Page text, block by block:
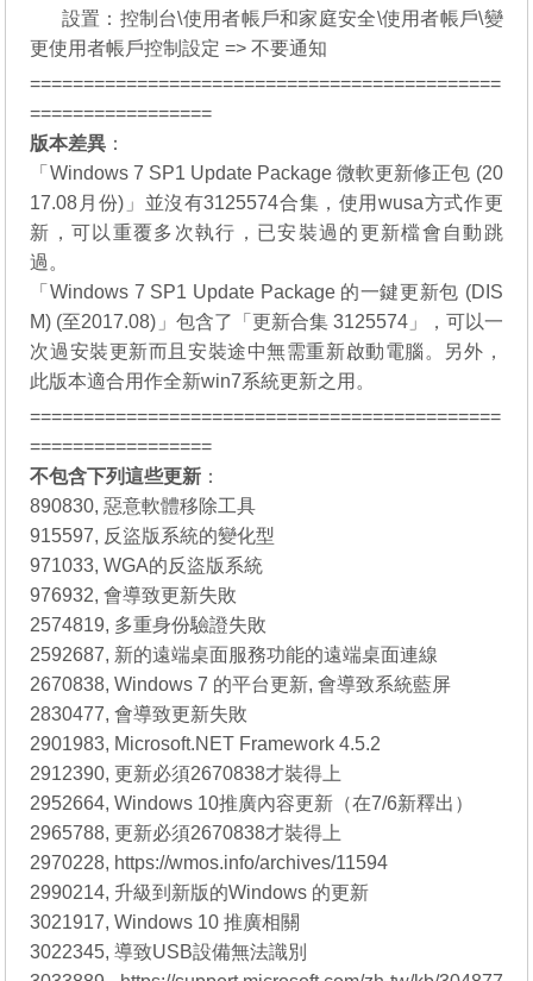
設置：控制台\使用者帳戶和家庭安全\使用者帳戶\變
更使用者帳戶控制設定 => 不要通知
============================================
=================
版本差異 ：
「 Windows 7 SP1 Update Package 微軟更新修正包 (20
17.08月份) 」並沒有3125574合集，使用wusa方式作更
新，可以重覆多次執行，已安裝過的更新檔會自動跳
過。
「Windows 7 SP1 Update Package 的一鍵更新包 (DIS
M) (至2017.08) 」包含了「更新合集 3125574」，可以一
次過安裝更新而且安裝途中無需重新啟動電腦。另外，
此版本適合用作全新win7系統更新之用。
============================================
=================
不包含下列這些更新 ：
890830, 惡意軟體移除工具
915597, 反盜版系統的變化型
971033, WGA的反盜版系統
976932, 會導致更新失敗
2574819, 多重身份驗證失敗
2592687, 新的遠端桌面服務功能的遠端桌面連線
2670838, Windows 7 的平台更新, 會導致系統藍屏
2830477, 會導致更新失敗
2901983, Microsoft.NET Framework 4.5.2
2912390, 更新必須2670838才裝得上
2952664, Windows 10推廣內容更新（在7/6新釋出）
2965788, 更新必須2670838才裝得上
2970228, https://wmos.info/archives/11594
2990214, 升級到新版的Windows 的更新
3021917, Windows 10 推廣相關
3022345, 導致USB設備無法識別